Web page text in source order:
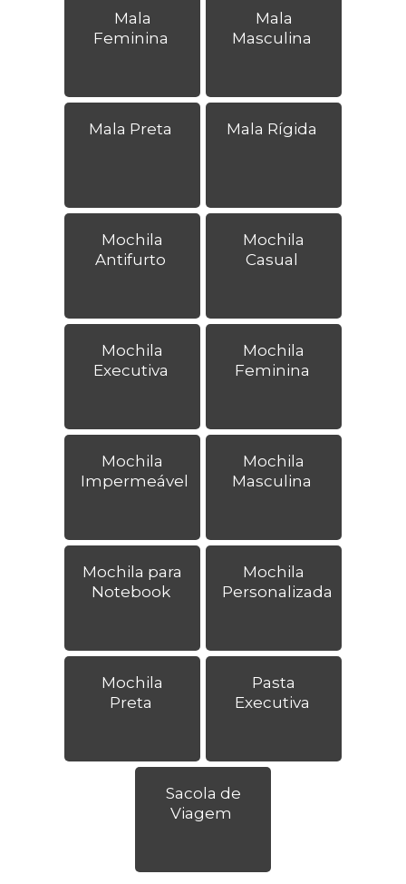
Mala
Feminina
Mala
Masculina
Mala Preta Mala Rígida
Mochila
Antifurto
Mochila
Casual
Mochila
Executiva
Mochila
Feminina
Mochila
Impermeável
Mochila
Masculina
Mochila para
Notebook
Mochila
Personalizada
Mochila
Preta
Pasta
Executiva
Sacola de
Viagem